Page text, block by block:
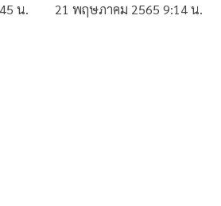
น. 21 พฤษภาคม 2565 9:14 น.